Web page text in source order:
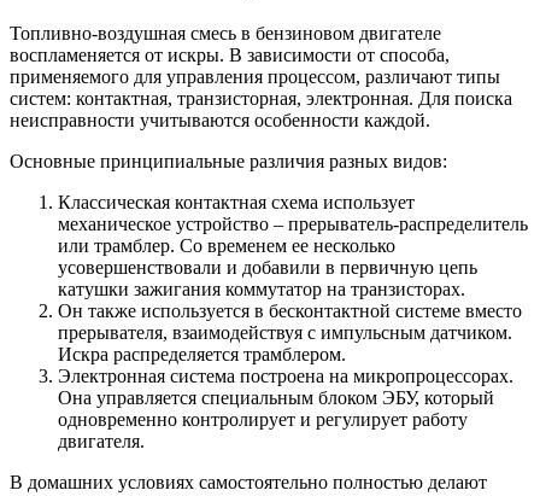
Топливно-воздушная смесь в бензиновом двигателе
воспламеняется от искры. В зависимости от способа,
применяемого для управления процессом, различают типы
систем: контактная, транзисторная, электронная. Для поиска
неисправности учитываются особенности каждой.
Основные принципиальные различия разных видов:
Классическая контактная схема использует
механическое устройство – прерыватель-распределитель
или трамблер. Со временем ее несколько
усовершенствовали и добавили в первичную цепь
катушки зажигания коммутатор на транзисторах.
Он также используется в бесконтактной системе вместо
прерывателя, взаимодействуя с импульсным датчиком.
Искра распределяется трамблером.
Электронная система построена на микропроцессорах.
Она управляется специальным блоком ЭБУ, который
одновременно контролирует и регулирует работу
двигателя.
В домашних условиях самостоятельно полностью делают